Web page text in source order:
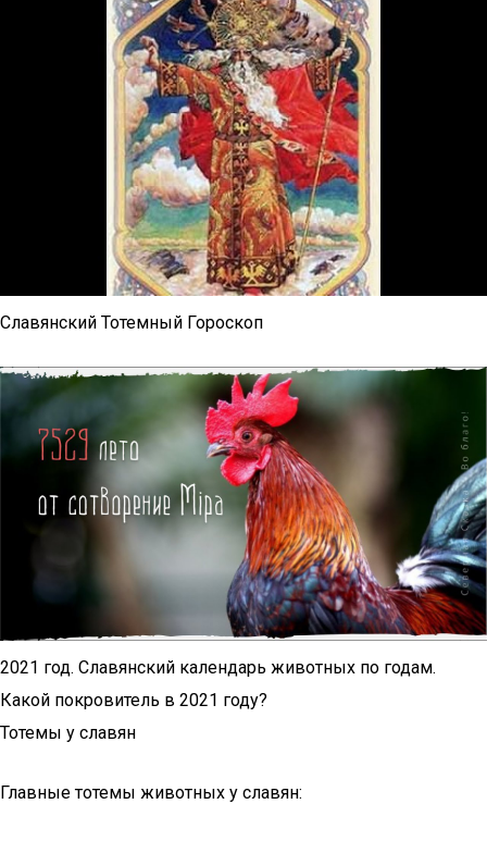
Славянский Тотемный Гороскоп
2021 год. Славянский календарь животных по годам.
Какой покровитель в 2021 году?
Тотемы у славян
Главные тотемы животных у славян: